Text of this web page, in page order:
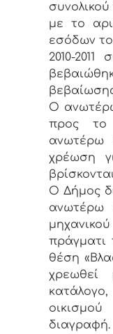
με το
εσόδων
2010-
Ο
προς το
ανωτέρω
χρέωση
Ο Δήμος
ανωτέρω
πράγματι
θέση
χρεωθεί
διαγραφή.